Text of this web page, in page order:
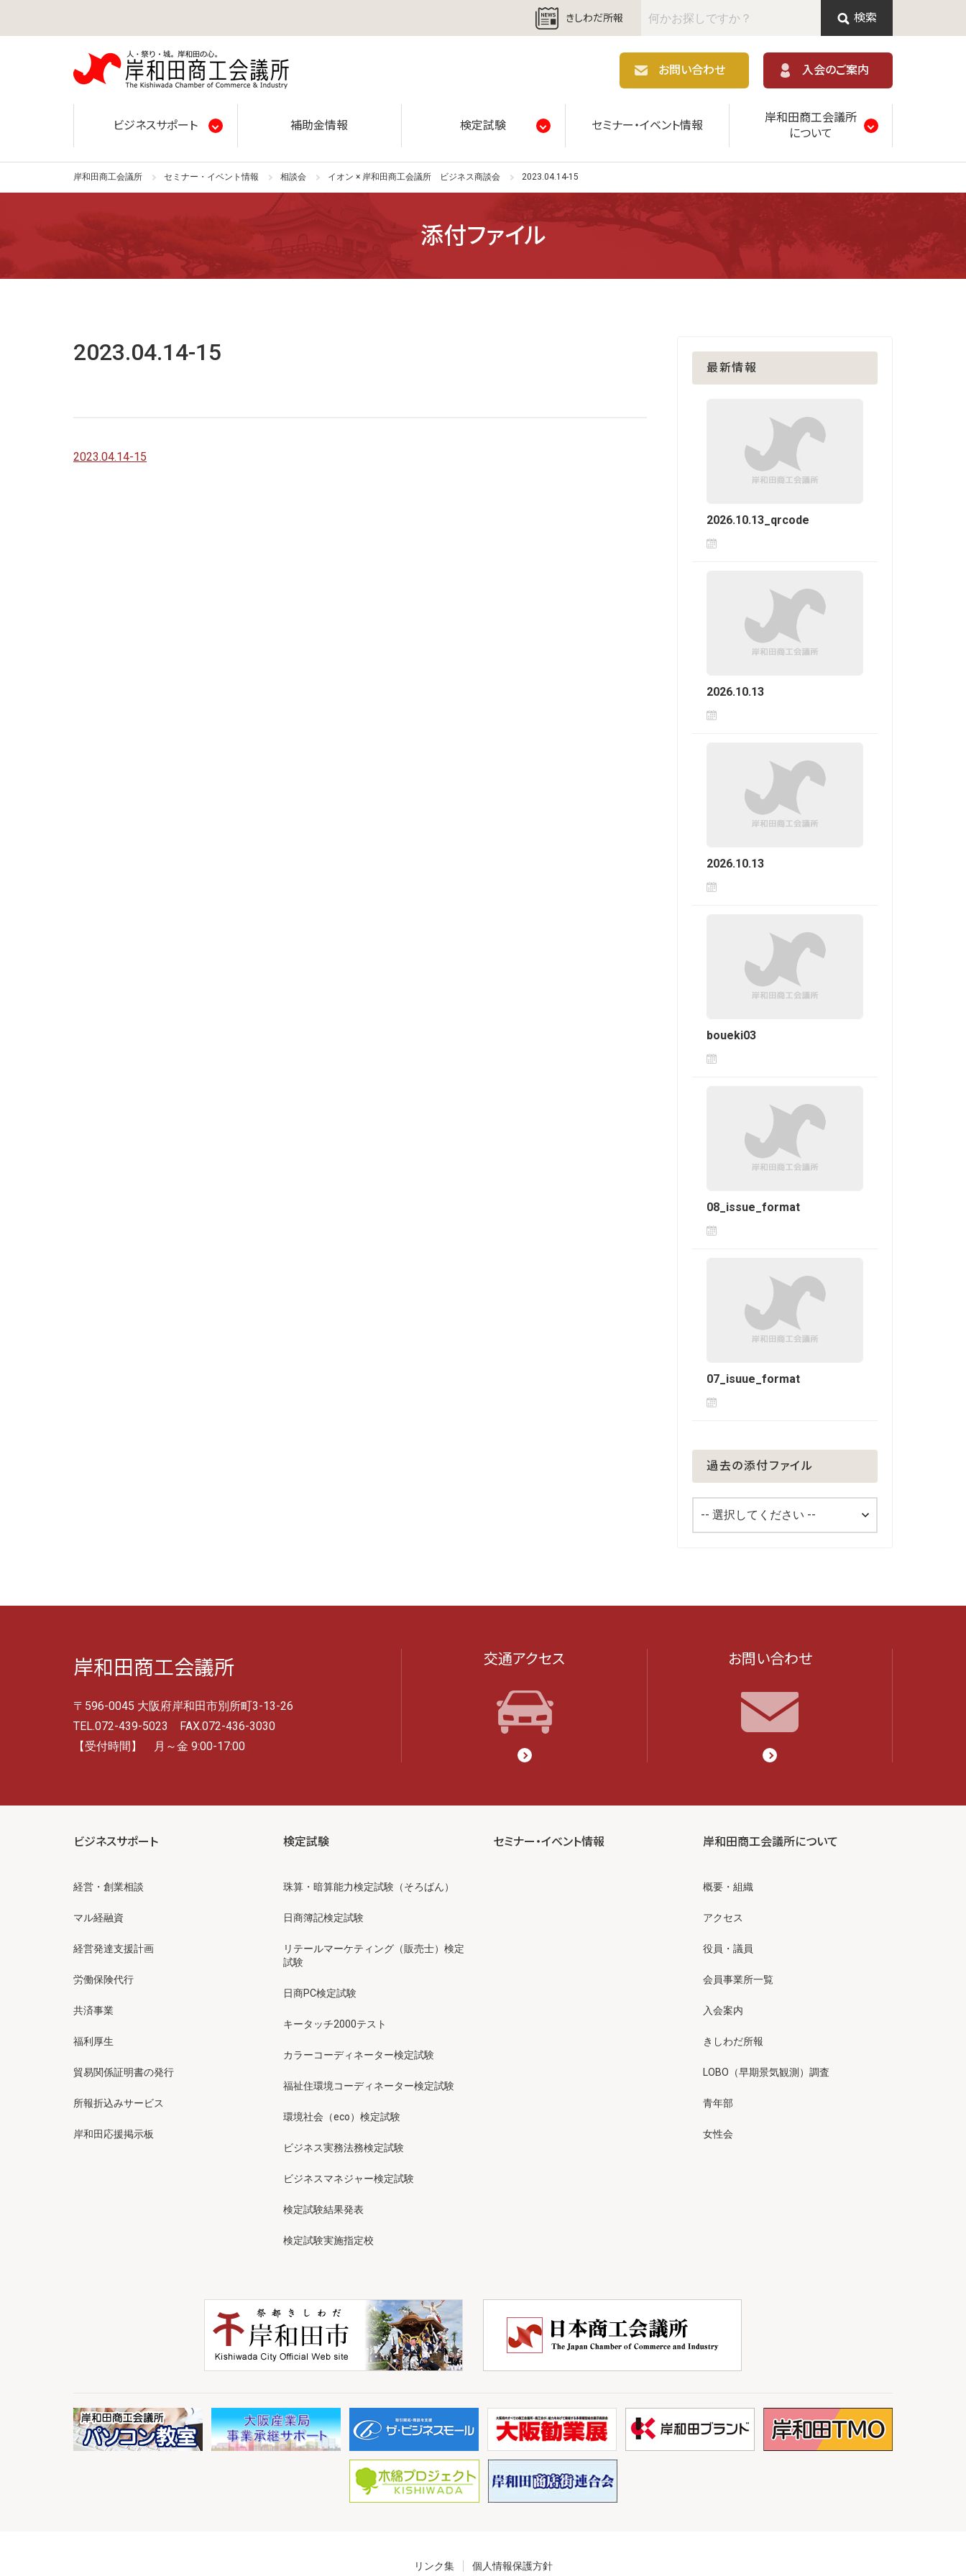
きしわだ所報 検索
お問い合わせ
入会のご案内
ビジネスサポート 補助金情報 検定試験 セミナー・イベント情報
岸和田商工会議所
について
岸和田商工会議所 セミナー・イベント情報 相談会 イオン × 岸和田商工会議所 ビジネス商談会 2023.04.14-15
添付ファイル
2023.04.14-15
2023.04.14-15
最新情報
2026.10.13_qrcode
2026.10.13
2026.10.13
boueki03
08_issue_format
07_isuue_format
過去の添付ファイル
岸和田商工会議所
〒596-0045 大阪府岸和田市別所町3-13-26
TEL.072-439-5023 FAX.072-436-3030
【受付時間】 月～金 9:00-17:00
交通アクセス お問い合わせ
ビジネスサポート
経営・創業相談
マル経融資
経営発達支援計画
労働保険代行
共済事業
福利厚生
貿易関係証明書の発行
所報折込みサービス
岸和田応援掲示板
検定試験
珠算・暗算能力検定試験（そろばん）
日商簿記検定試験
リテールマーケティング（販売士）検定
試験
日商PC検定試験
キータッチ2000テスト
カラーコーディネーター検定試験
福祉住環境コーディネーター検定試験
環境社会（eco）検定試験
ビジネス実務法務検定試験
ビジネスマネジャー検定試験
検定試験結果発表
検定試験実施指定校
セミナー・イベント情報 岸和田商工会議所について
概要・組織
アクセス
役員・議員
会員事業所一覧
入会案内
きしわだ所報
LOBO（早期景気観測）調査
青年部
女性会
リンク集 個人情報保護方針